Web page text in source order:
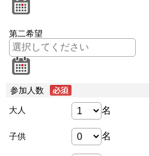
第二希望
参加人数
大人 名
子供 名